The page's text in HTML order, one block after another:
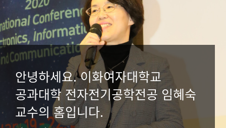
안녕하세요. 이화여자대학교
공과대학 전자전기공학전공 임혜숙
교수의 홈입니다.